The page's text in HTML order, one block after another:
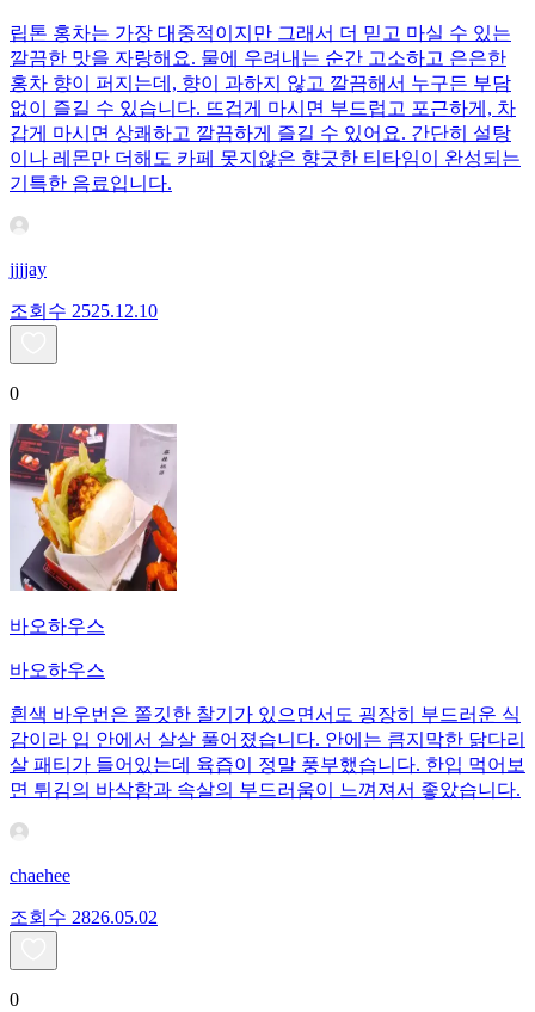
립톤 홍차는 가장 대중적이지만 그래서 더 믿고 마실 수 있는
깔끔한 맛을 자랑해요. 물에 우려내는 순간 고소하고 은은한
홍차 향이 퍼지는데, 향이 과하지 않고 깔끔해서 누구든 부담
없이 즐길 수 있습니다. 뜨겁게 마시면 부드럽고 포근하게, 차
갑게 마시면 상쾌하고 깔끔하게 즐길 수 있어요. 간단히 설탕
이나 레몬만 더해도 카페 못지않은 향긋한 티타임이 완성되는
기특한 음료입니다.
jjjjay
조회수 2525.12.10
0
바오하우스
바오하우스
흰색 바우번은 쫄깃한 찰기가 있으면서도 굉장히 부드러운 식
감이라 입 안에서 살살 풀어졌습니다. 안에는 큼지막한 닭다리
살 패티가 들어있는데 육즙이 정말 풍부했습니다. 한입 먹어보
면 튀김의 바삭함과 속살의 부드러움이 느껴져서 좋았습니다.
chaehee
조회수 2826.05.02
0